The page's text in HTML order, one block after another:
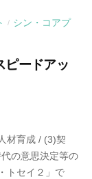
/ シン・コアプ
ピードアッ
材育成 / (3)契
の意思決定等の
トセイ２」で